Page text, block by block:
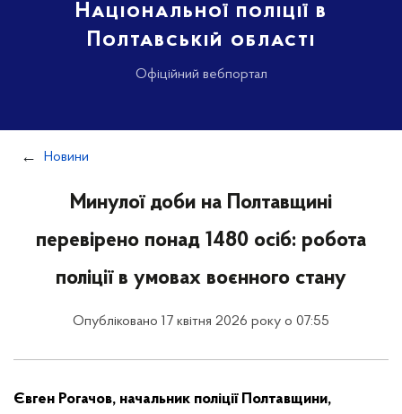
Національної поліції в
Полтавській області
Офіційний вебпортал
Новини
Минулої доби на Полтавщині
перевірено понад 1480 осіб: робота
поліції в умовах воєнного стану
Опубліковано 17 квітня 2026 року о 07:55
Євген Рогачов, начальник поліції Полтавщини,